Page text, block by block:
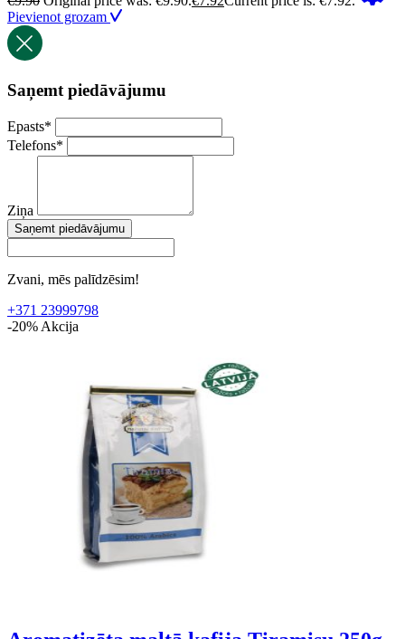
Pievienot grozam
Saņemt piedāvājumu
Epasts*
Telefons*
Ziņa
Saņemt piedāvājumu
Zvani, mēs palīdzēsim!
+371 23999798
-20% Akcija